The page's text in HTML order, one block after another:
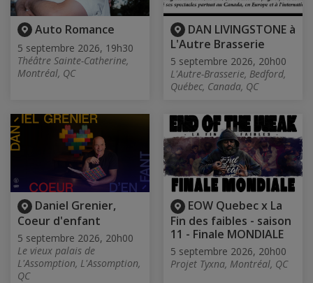
Auto Romance
5 septembre 2026, 19h30
Théâtre Sainte-Catherine,
Montréal, QC
DAN LIVINGSTONE à
L'Autre Brasserie
5 septembre 2026, 20h00
L'Autre-Brasserie, Bedford,
Québec, Canada, QC
Daniel Grenier,
Coeur d'enfant
5 septembre 2026, 20h00
Le vieux palais de
L'Assomption, L'Assomption,
QC
EOW Quebec x La
Fin des faibles - saison
11 - Finale MONDIALE
5 septembre 2026, 20h00
Projet Tyxna, Montréal, QC